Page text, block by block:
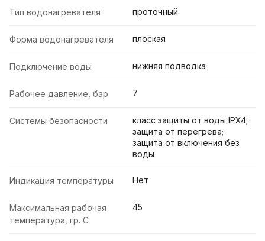
Тип водонагревателя проточный
Форма водонагревателя плоская
Подключение воды нижняя подводка
Рабочее давление, бар 7
Системы безопасности
класс защиты от воды IPX4;
защита от перегрева;
защита от включения без
воды
Индикация температуры Нет
Максимальная рабочая
температура, гр. С
45